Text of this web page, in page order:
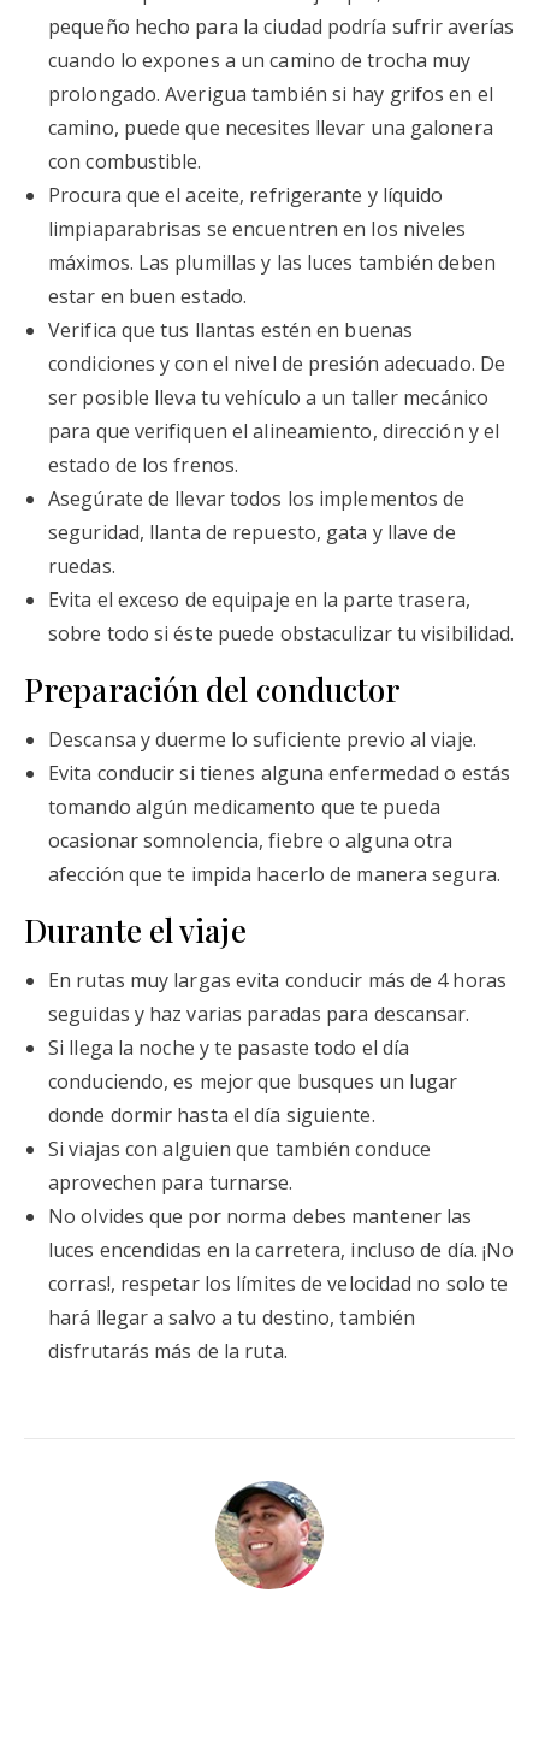
pequeño hecho para la ciudad podría sufrir averías
cuando lo expones a un camino de trocha muy
prolongado. Averigua también si hay grifos en el
camino, puede que necesites llevar una galonera
con combustible.
Procura que el aceite, refrigerante y líquido
limpiaparabrisas se encuentren en los niveles
máximos. Las plumillas y las luces también deben
estar en buen estado.
Verifica que tus llantas estén en buenas
condiciones y con el nivel de presión adecuado. De
ser posible lleva tu vehículo a un taller mecánico
para que verifiquen el alineamiento, dirección y el
estado de los frenos.
Asegúrate de llevar todos los implementos de
seguridad, llanta de repuesto, gata y llave de
ruedas.
Evita el exceso de equipaje en la parte trasera,
sobre todo si éste puede obstaculizar tu visibilidad.
Preparación del conductor
Descansa y duerme lo suficiente previo al viaje.
Evita conducir si tienes alguna enfermedad o estás
tomando algún medicamento que te pueda
ocasionar somnolencia, fiebre o alguna otra
afección que te impida hacerlo de manera segura.
Durante el viaje
En rutas muy largas evita conducir más de 4 horas
seguidas y haz varias paradas para descansar.
Si llega la noche y te pasaste todo el día
conduciendo, es mejor que busques un lugar
donde dormir hasta el día siguiente.
Si viajas con alguien que también conduce
aprovechen para turnarse.
No olvides que por norma debes mantener las
luces encendidas en la carretera, incluso de día. ¡No
corras!, respetar los límites de velocidad no solo te
hará llegar a salvo a tu destino, también
disfrutarás más de la ruta.